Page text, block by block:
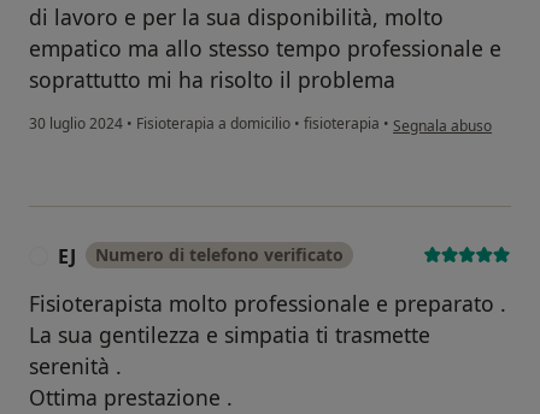
di lavoro e per la sua disponibilità, molto
empatico ma allo stesso tempo professionale e
soprattutto mi ha risolto il problema
30 luglio 2024 • Fisioterapia a domicilio • fisioterapia • secondo l'opinione
Segnala abuso
EJ Numero di telefono verificato
Fisioterapista molto professionale e preparato .
La sua gentilezza e simpatia ti trasmette
serenità .
Ottima prestazione .